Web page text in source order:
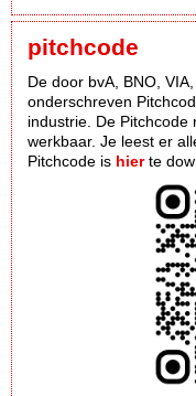
pitchcode
De door bvA, BNO,
onderschreven
industrie. De Pitchcode
werkbaar. Je leest er
Pitchcode is hierte